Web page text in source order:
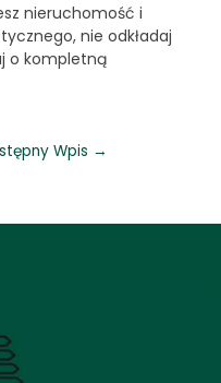
nieruchomość i
nie odkładaj
o kompletną
Wpis →